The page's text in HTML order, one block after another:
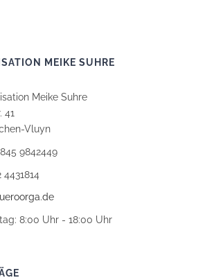
MEIKE SUHRE
Meike Suhre
41
Vluyn
9842449
4431814
8:00 Uhr - 18:00 Uhr